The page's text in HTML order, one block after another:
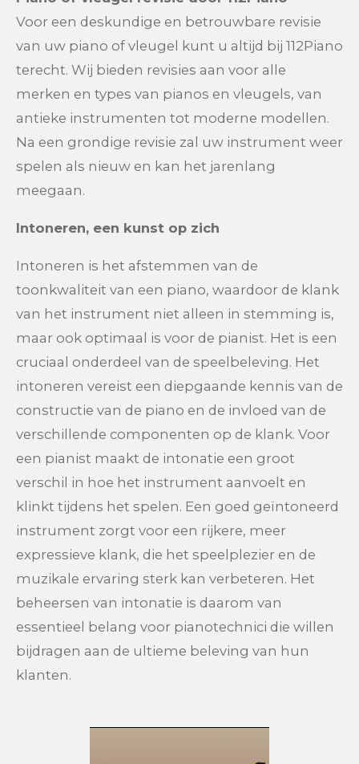
Voor een deskundige en betrouwbare revisie
van uw piano of vleugel kunt u altijd bij 112Piano
terecht. Wij bieden revisies aan voor alle
merken en types van pianos en vleugels, van
antieke instrumenten tot moderne modellen.
Na een grondige revisie zal uw instrument weer
spelen als nieuw en kan het jarenlang
meegaan.
Intoneren, een kunst op zich
Intoneren is het afstemmen van de
toonkwaliteit van een piano, waardoor de klank
van het instrument niet alleen in stemming is,
maar ook optimaal is voor de pianist. Het is een
cruciaal onderdeel van de speelbeleving. Het
intoneren vereist een diepgaande kennis van de
constructie van de piano en de invloed van de
verschillende componenten op de klank. Voor
een pianist maakt de intonatie een groot
verschil in hoe het instrument aanvoelt en
klinkt tijdens het spelen. Een goed geïntoneerd
instrument zorgt voor een rijkere, meer
expressieve klank, die het speelplezier en de
muzikale ervaring sterk kan verbeteren. Het
beheersen van intonatie is daarom van
essentieel belang voor pianotechnici die willen
bijdragen aan de ultieme beleving van hun
klanten.